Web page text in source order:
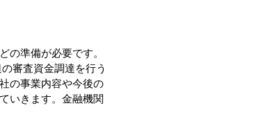
の準備が必要です。
審査資金調達を行う
の事業内容や今後の
いきます。金融機関